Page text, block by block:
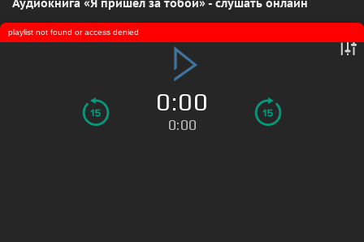
0:00
0:00
playlist not found or access denied